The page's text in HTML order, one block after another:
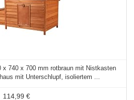
x 740 x 700 mm rotbraun mit Nistkasten
mit Unterschlupf, isoliertem ...
114,99 €